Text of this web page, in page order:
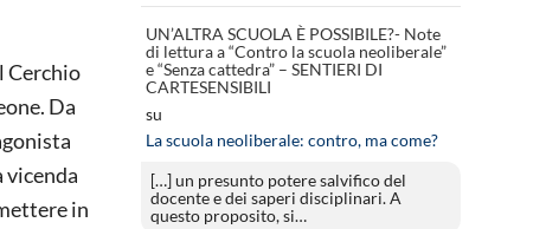
Cerchio
Da
vicenda
in
UN’ALTRA SCUOLA È POSSIBILE?- Note
di lettura a “Contro la scuola neoliberale”
e “Senza cattedra” – SENTIERI DI
CARTESENSIBILI
su
La scuola neoliberale: contro, ma come?
[…] un presunto potere salvifico del
docente e dei saperi disciplinari. A
questo proposito, si…